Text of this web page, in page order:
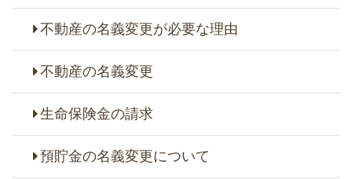
不動産の名義変更が必要な理由
不動産の名義変更
生命保険金の請求
預貯金の名義変更について